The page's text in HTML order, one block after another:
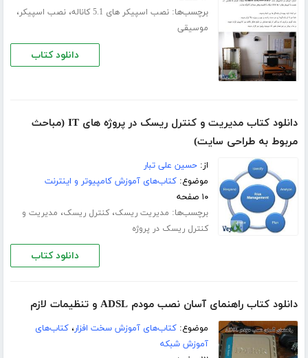
برچسب‌ها:نصب اسپیکر های 5.1 کاناله ،نصب اسپیکر،
موسیقی
دانلود کتاب
دانلود کتاب مدیریت و کنترل ریسک در پروژه های IT (مباحث
مربوط به طراحی سایت)
از:حسین علی تبار
موضوع:کتاب‌های آموزش کامپیوتر و اینترنت
۱۰ صفحه
برچسب‌ها: مدیریت ریسک،کنترل ریسک، مدیریت و
کنترل ریسک در پروژه
دانلود کتاب
دانلود کتاب راهنمای آسان نصب مودم ADSL و تنظیمات لازم
موضوع:کتاب‌های آموزش سخت افزار،کتاب‌های
آموزش شبکه